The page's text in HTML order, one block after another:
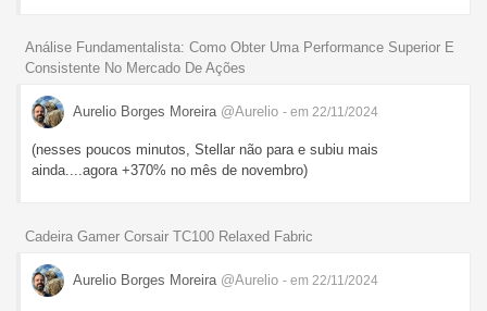
Análise Fundamentalista: Como Obter Uma Performance Superior E
Consistente No Mercado De Ações
Aurelio Borges Moreira @Aurelio - em 22/11/2024
(nesses poucos minutos, Stellar não para e subiu mais
ainda....agora +370% no mês de novembro)
Cadeira Gamer Corsair TC100 Relaxed Fabric
Aurelio Borges Moreira @Aurelio - em 22/11/2024